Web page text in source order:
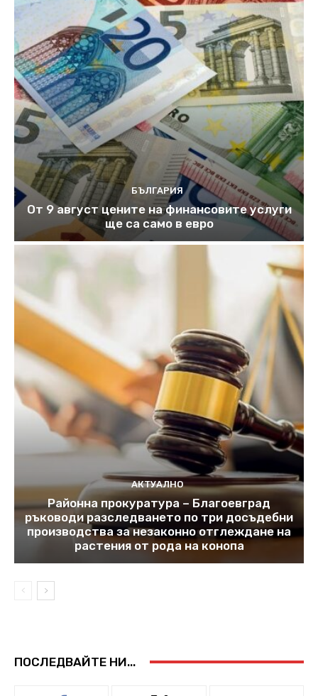
БЪЛГАРИЯ
От 9 август цените на финансовите услуги
ще са само в евро
АКТУАЛНО
Районна прокуратура – Благоевград
ръководи разследването по три досъдебни
производства за незаконно отглеждане на
растения от рода на конопа
ПОСЛЕДВАЙТЕ НИ...